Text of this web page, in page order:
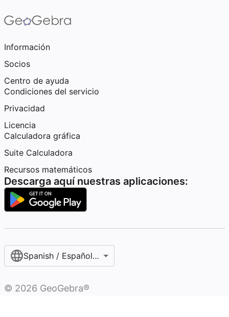
Información
Socios
Centro de ayuda
Condiciones del servicio
Privacidad
Licencia
Calculadora gráfica
Suite Calculadora
Recursos matemáticos
Descarga aquí nuestras aplicaciones:
Spanish / Español (internacional)
© 2026 GeoGebra®